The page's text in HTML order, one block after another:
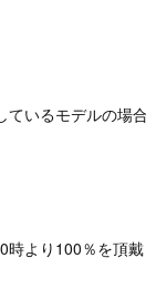
いるモデルの場
より100％を頂戴